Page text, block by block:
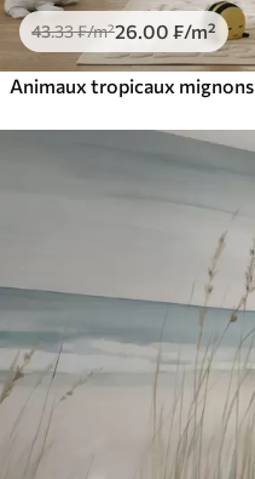
43.33₣/m²26 .00 ₣/m²
Animaux tropicaux mignons